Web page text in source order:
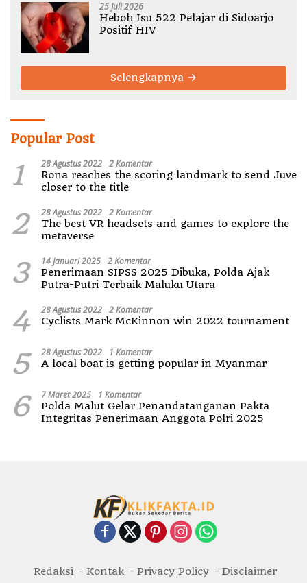
25 Juli 2026
Heboh Isu 522 Pelajar di Sidoarjo
Positif HIV
Selengkapnya
Popular Post
1 28 Agustus 2022 2 Komentar
Rona reaches the scoring landmark to send Juve
closer to the title
2 28 Agustus 2022 2 Komentar
The best VR headsets and games to explore the
metaverse
3 14 Januari 2025 2 Komentar
Penerimaan SIPSS 2025 Dibuka, Polda Ajak
Putra-Putri Terbaik Maluku Utara
4 28 Agustus 2022 2 Komentar
Cyclists Mark McKinnon win 2022 tournament
5 28 Agustus 2022 1 Komentar
A local boat is getting popular in Myanmar
6 7 Maret 2025 1 Komentar
Polda Malut Gelar Penandatanganan Pakta
Integritas Penerimaan Anggota Polri 2025
Redaksi Kontak Privacy Policy Disclaimer